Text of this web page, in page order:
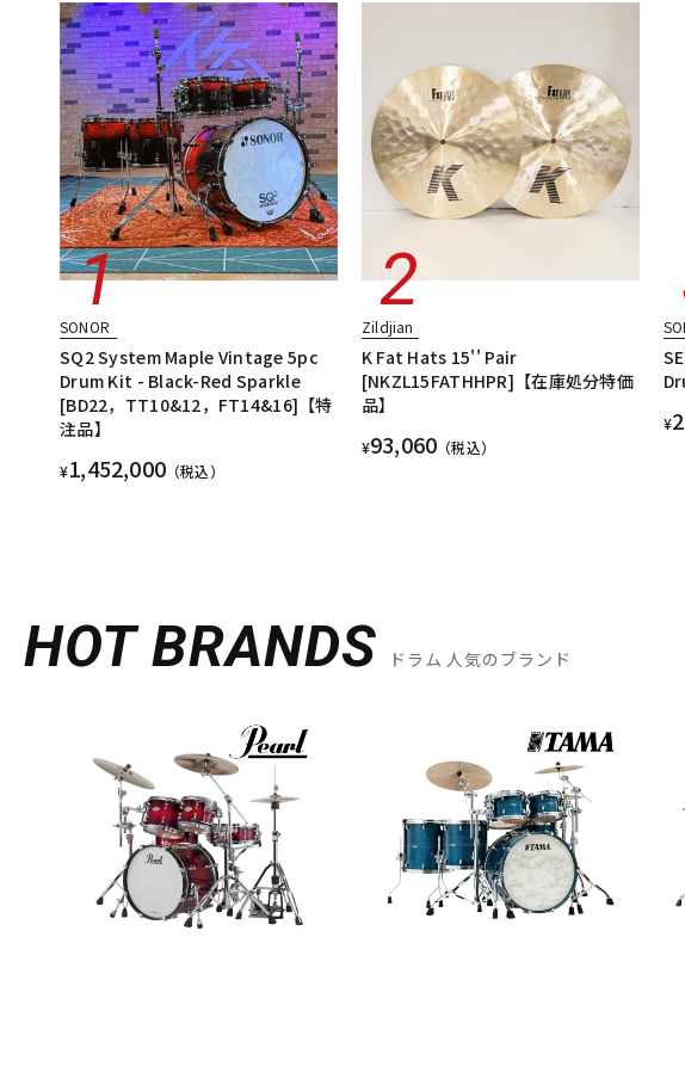
SONOR
SQ2 System Maple Vintage 5pc
Drum Kit - Black-Red Sparkle
[BD22，TT10&12，FT14&16]【特
注品】
¥1,452,000 （税込）
Zildjian
K Fat Hats 15'' Pair
[NKZL15FATHHPR]【在庫処分特価
品】
¥93,060 （税込）
¥
HOT BRANDS ドラム 人気のブランド